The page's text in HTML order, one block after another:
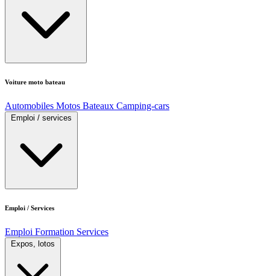
Voiture moto bateau
Automobiles Motos Bateaux Camping-cars
Emploi / services
Emploi / Services
Emploi Formation Services
Expos, lotos